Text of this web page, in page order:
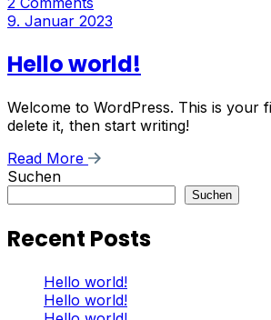
9. Januar 2023
Hello world!
Welcome to WordPress. This is your
delete it, then start writing!
Read More
Suchen
Suchen
Recent Posts
Hello world!
Hello world!